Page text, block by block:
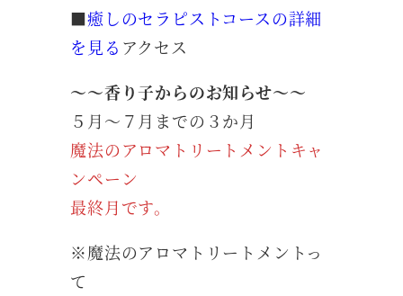
■癒しのセラピストコースの詳細
を見る アクセス
～～香り子からのお知らせ～～
５月～７月までの３か月
魔法のアロマトリートメントキャ
ンペーン
最終月です。
※魔法のアロマトリートメントっ
て